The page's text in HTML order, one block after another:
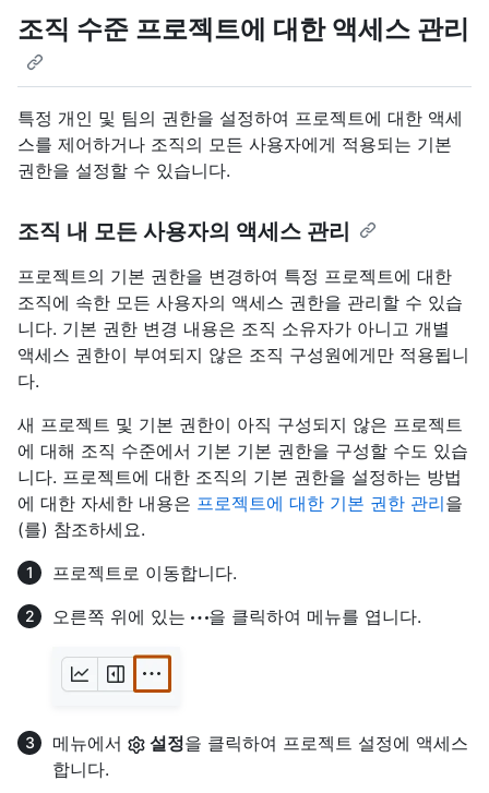
조직 수준 프로젝트에 대한 액세스 관리
특정 개인 및 팀의 권한을 설정하여 프로젝트에 대한 액세
스를 제어하거나 조직의 모든 사용자에게 적용되는 기본
권한을 설정할 수 있습니다.
조직 내 모든 사용자의 액세스 관리
프로젝트의 기본 권한을 변경하여 특정 프로젝트에 대한
조직에 속한 모든 사용자의 액세스 권한을 관리할 수 있습
니다. 기본 권한 변경 내용은 조직 소유자가 아니고 개별
액세스 권한이 부여되지 않은 조직 구성원에게만 적용됩니
다.
새 프로젝트 및 기본 권한이 아직 구성되지 않은 프로젝트
에 대해 조직 수준에서 기본 기본 권한을 구성할 수도 있습
니다. 프로젝트에 대한 조직의 기본 권한을 설정하는 방법
에 대한 자세한 내용은 프로젝트에 대한 기본 권한 관리을
(를) 참조하세요.
프로젝트로 이동합니다.
오른쪽 위에 있는
을 클릭하여 메뉴를 엽니다.
메뉴에서 설정을 클릭하여 프로젝트 설정에 액세스
합니다.